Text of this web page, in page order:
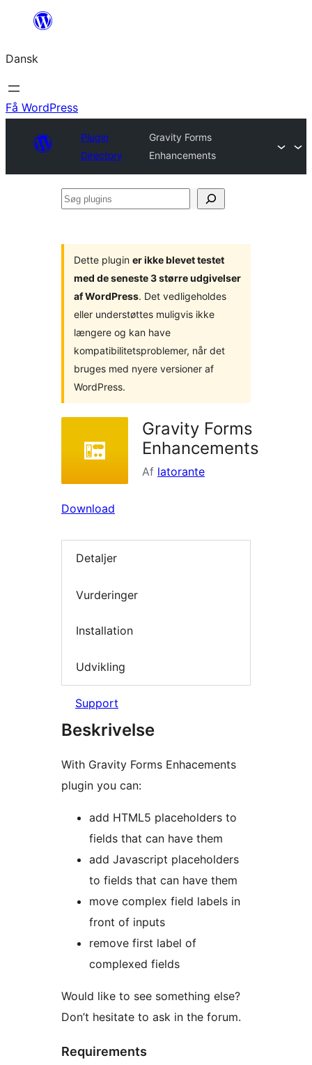
Spring
indhold
Dansk
Få WordPress
Plugin
Directory
Gravity Forms
Enhancements
Søg
Dette plugin er ikke blevet testet
med de seneste 3 større udgivelser
af WordPress. Det vedligeholdes
eller understøttes muligvis ikke
længere og kan have
kompatibilitetsproblemer, når det
bruges med nyere versioner af
WordPress.
Gravity Forms
Enhancements
Af latorante
Download
Detaljer
Vurderinger
Installation
Udvikling
Support
Beskrivelse
With Gravity Forms Enhacements
plugin you can:
add HTML5 placeholders to
fields that can have them
add Javascript placeholders
to fields that can have them
move complex field labels in
front of inputs
remove first label of
complexed fields
Would like to see something else?
Don’t hesitate to ask in the forum.
Requirements